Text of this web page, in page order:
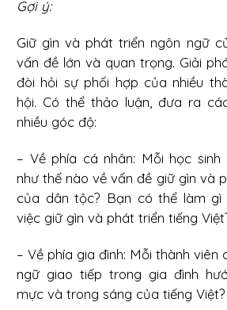
Gợi ý:
Giữ gìn và phát triển ngôn ngữ
vấn đề lớn và quan trọng. Giải
đòi hỏi sự phối hợp của nhiều
hội. Có thể thảo luận, đưa ra
nhiều góc độ:
– Về phía cá nhân: Mỗi học
như thế nào về vấn đề giữ gìn và
của dân tộc? Bạn có thể làm
việc giữ gìn và phát triển tiếng
– Về phía gia đình: Mỗi thành viên
ngữ giao tiếp trong gia đình
mực và trong sáng của tiếng Việt?